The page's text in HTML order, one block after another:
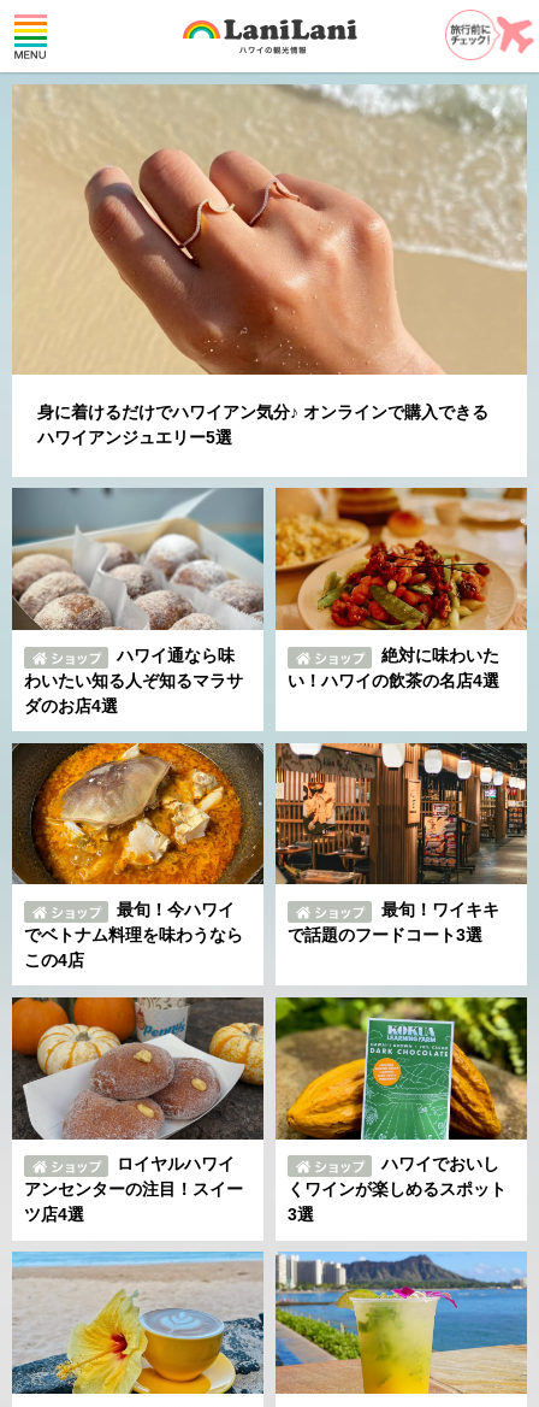
身に着けるだけでハワイアン気分♪ オンラインで購入できる
ハワイアンジュエリー5選
ハワイ通なら味
わいたい知る人ぞ知るマラサ
ダのお店4選
絶対に味わいた
い！ハワイの飲茶の名店4選
最旬！今ハワイ
でベトナム料理を味わうなら
この4店
最旬！ワイキキ
で話題のフードコート3選
ロイヤルハワイ
アンセンターの注目！スイー
ツ店4選
ハワイでおいし
くワインが楽しめるスポット
3選